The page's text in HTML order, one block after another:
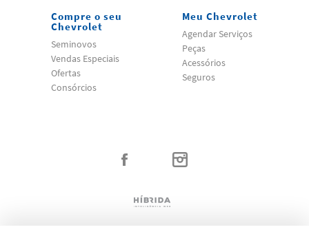
Compre o seu
Chevrolet
Seminovos
Vendas Especiais
Ofertas
Consórcios
Meu Chevrolet
Agendar Serviços
Peças
Acessórios
Seguros